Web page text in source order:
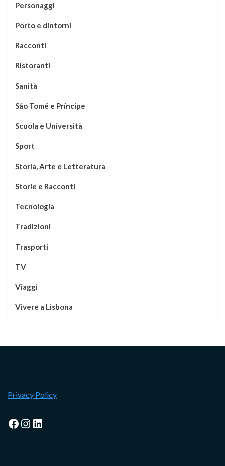
Personaggi
Porto e dintorni
Racconti
Ristoranti
Sanità
São Tomé e Príncipe
Scuola e Università
Sport
Storia, Arte e Letteratura
Storie e Racconti
Tecnologia
Tradizioni
Trasporti
TV
Viaggi
Vivere a Lisbona
Privacy Policy
Facebook
Instagram
LinkedIn